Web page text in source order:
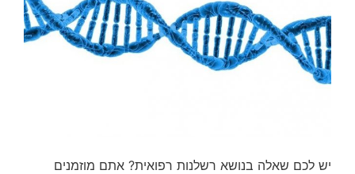
יש לכם שאלה בנושא רשלנות רפואית? אתם מוזמנים